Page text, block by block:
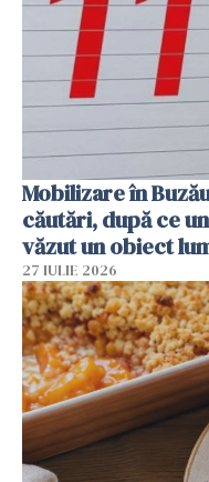
Mobilizare în
căutări, după ce
văzut un obiect
27 IULIE 2026